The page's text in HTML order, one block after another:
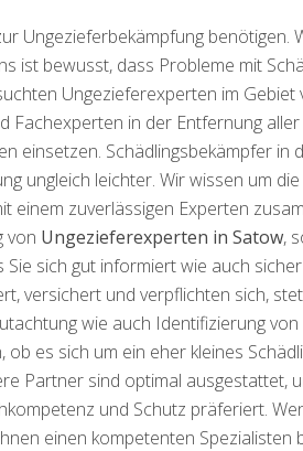
Ungezieferbekämpfung benötigen.
ist bewusst, dass Probleme mit
Ungezieferexperten im
in der Entfernung
Schädlingsbekämpfer in
ungleich leichter. Wir wissen um
einem zuverlässigen Experten
von Ungezieferexperten in Satow,
sich gut informiert wie auch
versichert und verpflichten sich,
wie auch Identifizierung
es sich um ein eher kleines
Partner sind optimal ausgestattet,
und Schutz präferiert.
einen kompetenten Spezialisten